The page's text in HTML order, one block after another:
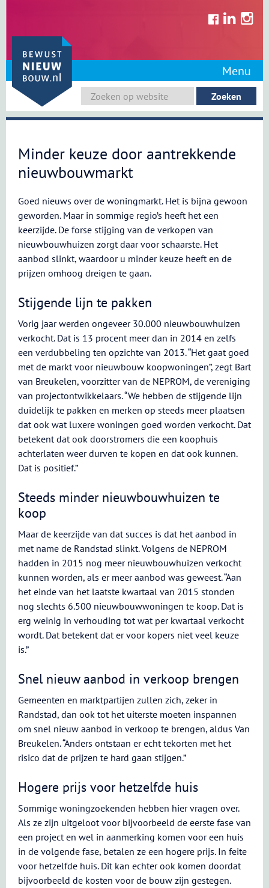
content
Menu
Minder keuze door aantrekkende
nieuwbouwmarkt
Goed nieuws over de woningmarkt. Het is bijna gewoon
geworden. Maar in sommige regio’s heeft het een
keerzijde. De forse stijging van de verkopen van
nieuwbouwhuizen zorgt daar voor schaarste. Het
aanbod slinkt, waardoor u minder keuze heeft en de
prijzen omhoog dreigen te gaan.
Stijgende lijn te pakken
Vorig jaar werden ongeveer 30.000 nieuwbouwhuizen
verkocht. Dat is 13 procent meer dan in 2014 en zelfs
een verdubbeling ten opzichte van 2013. “Het gaat goed
met de markt voor nieuwbouw koopwoningen”, zegt Bart
van Breukelen, voorzitter van de NEPROM, de vereniging
van projectontwikkelaars. “We hebben de stijgende lijn
duidelijk te pakken en merken op steeds meer plaatsen
dat ook wat luxere woningen goed worden verkocht. Dat
betekent dat ook doorstromers die een koophuis
achterlaten weer durven te kopen en dat ook kunnen.
Dat is positief.”
Steeds minder nieuwbouwhuizen te
koop
Maar de keerzijde van dat succes is dat het aanbod in
met name de Randstad slinkt. Volgens de NEPROM
hadden in 2015 nog meer nieuwbouwhuizen verkocht
kunnen worden, als er meer aanbod was geweest. “Aan
het einde van het laatste kwartaal van 2015 stonden
nog slechts 6.500 nieuwbouwwoningen te koop. Dat is
erg weinig in verhouding tot wat per kwartaal verkocht
wordt. Dat betekent dat er voor kopers niet veel keuze
is.”
Snel nieuw aanbod in verkoop brengen
Gemeenten en marktpartijen zullen zich, zeker in
Randstad, dan ook tot het uiterste moeten inspannen
om snel nieuw aanbod in verkoop te brengen, aldus Van
Breukelen. “Anders ontstaan er echt tekorten met het
risico dat de prijzen te hard gaan stijgen.”
Hogere prijs voor hetzelfde huis
Sommige woningzoekenden hebben hier vragen over.
Als ze zijn uitgeloot voor bijvoorbeeld de eerste fase van
een project en wel in aanmerking komen voor een huis
in de volgende fase, betalen ze een hogere prijs. In feite
voor hetzelfde huis. Dit kan echter ook komen doordat
bijvoorbeeld de kosten voor de bouw zijn gestegen.